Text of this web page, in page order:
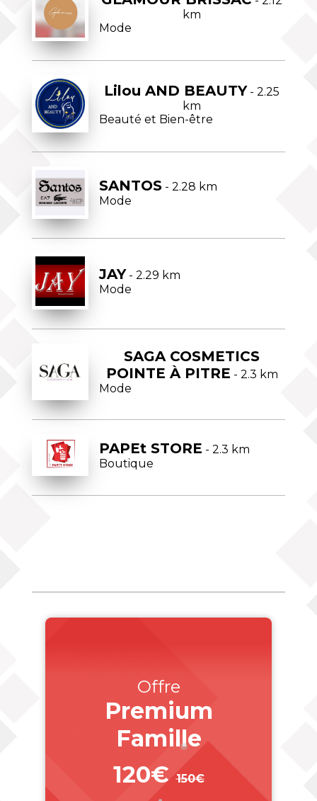
km
Mode
Lilou AND BEAUTY - 2.25
km
Beauté et Bien-être
SANTOS- 2.28 km
Mode
JAY- 2.29 km
Mode
SAGA COSMETICS
POINTE À PITRE - 2.3 km
Mode
PAPEt STORE - 2.3 km
Boutique
Offre
Premium
Famille
120€ 150€
_